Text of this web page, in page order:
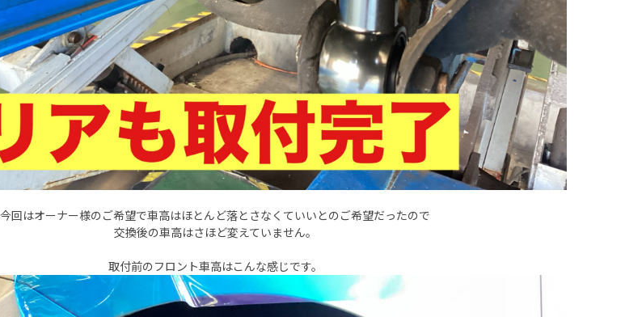
今回はオーナー様のご希望で車高はほとんど落とさなくていいとのご希望だったので
交換後の車高はさほど変えていません。
取付前のフロント車高はこんな感じです。